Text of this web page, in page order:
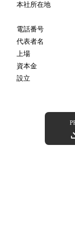
本社所在地
電話番号
代表者名
上場
資本金
設立